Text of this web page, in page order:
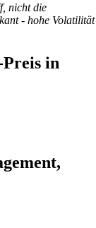
nicht die
- hohe Volatilität
in